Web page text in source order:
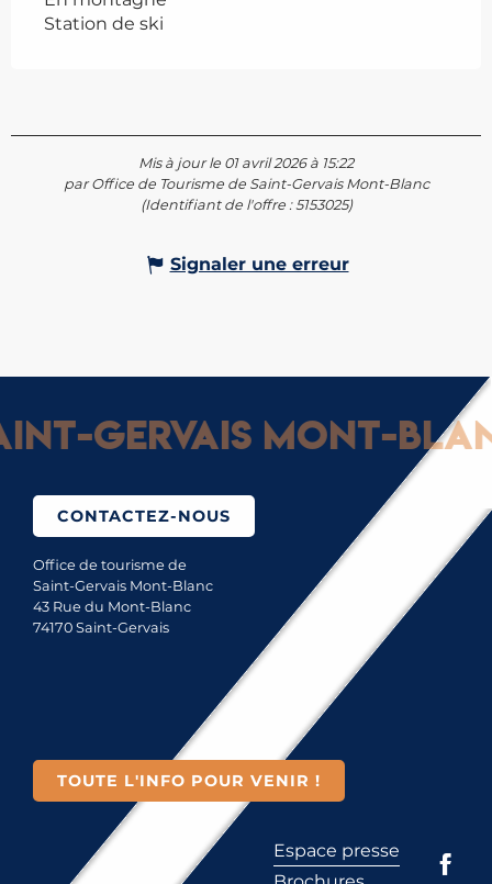
Station de ski
Mis à jour le 01 avril 2026 à 15:22
par Office de Tourisme de Saint-Gervais Mont-Blanc
(Identifiant de l'offre :5153025)
Signaler une erreur
Gervais Mont-
CONTACTEZ-NOUS
Office de tourisme de
Saint-Gervais Mont-Blanc
43 Rue du Mont-Blanc
74170 Saint-Gervais
TOUTE L'INFO POUR VENIR !
Espace presse